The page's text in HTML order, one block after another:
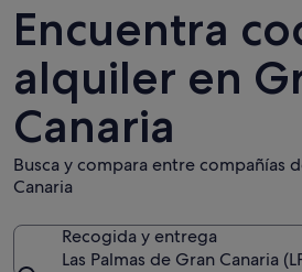
Encuentra
alquiler en
Canaria
Busca y compara entre compañías
Canaria
Recogida y entrega
Las Palmas de Gran Canaria